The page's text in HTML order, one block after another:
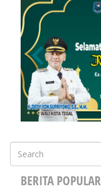
Search
BERITA POPULAR